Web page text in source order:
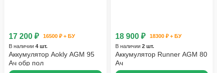
17 200 ₽
16500 ₽ + БУ
В наличии 4 шт.
Аккумулятор Aokly AGM 95
Ач обр пол
18 900 ₽
18300 ₽ + БУ
В наличии 2 шт.
Аккумулятор Runner AGM 80
Ач